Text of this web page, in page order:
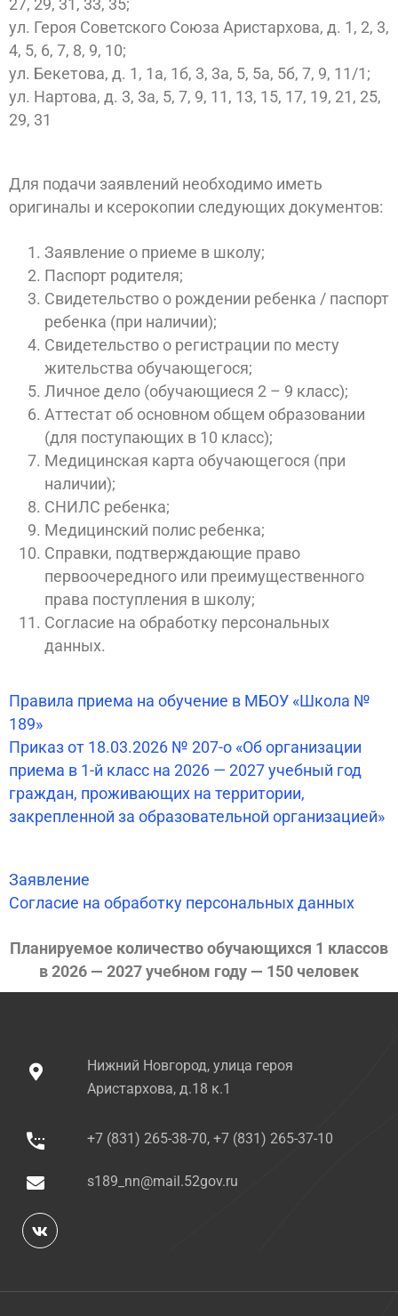
27, 29, 31, 33, 35;
ул. Героя Советского Союза Аристархова, д. 1, 2, 3,
4, 5, 6, 7, 8, 9, 10;
ул. Бекетова, д. 1, 1а, 1б, 3, 3а, 5, 5а, 5б, 7, 9, 11/1;
ул. Нартова, д. 3, 3а, 5, 7, 9, 11, 13, 15, 17, 19, 21, 25,
29, 31
Для подачи заявлений необходимо иметь
оригиналы и ксерокопии следующих документов:
Заявление о приеме в школу;
Паспорт родителя;
Свидетельство о рождении ребенка / паспорт
ребенка (при наличии);
Свидетельство о регистрации по месту
жительства обучающегося;
Личное дело (обучающиеся 2 – 9 класс);
Аттестат об основном общем образовании
(для поступающих в 10 класс);
Медицинская карта обучающегося (при
наличии);
СНИЛС ребенка;
Медицинский полис ребенка;
Справки, подтверждающие право
первоочередного или преимущественного
права поступления в школу;
Согласие на обработку персональных
данных.
Правила приема на обучение в МБОУ «Школа №
189»
Приказ от 18.03.2026 № 207-о «Об организации
приема в 1-й класс на 2026 — 2027 учебный год
граждан, проживающих на территории,
закрепленной за образовательной организацией»
Заявление
Согласие на обработку персональных данных
Планируемое количество обучающихся 1 классов
в 2026 — 2027 учебном году — 150 человек
Нижний Новгород, улица героя
Аристархова, д.18 к.1
+7 (831) 265-38-70, +7 (831) 265-37-10
s189_nn@mail.52gov.ru